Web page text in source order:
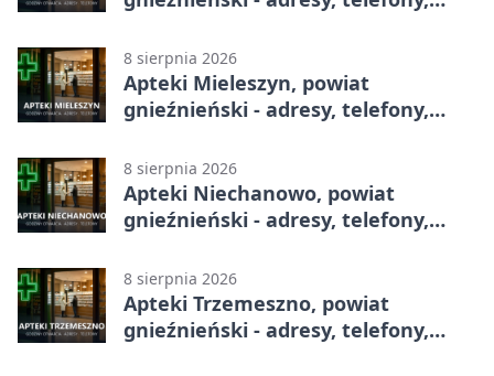
8 sierpnia 2026
Apteki Mieleszyn, powiat
gnieźnieński - adresy, telefony,
8 sierpnia 2026
Apteki Niechanowo, powiat
gnieźnieński - adresy, telefony,
8 sierpnia 2026
Apteki Trzemeszno, powiat
gnieźnieński - adresy, telefony,